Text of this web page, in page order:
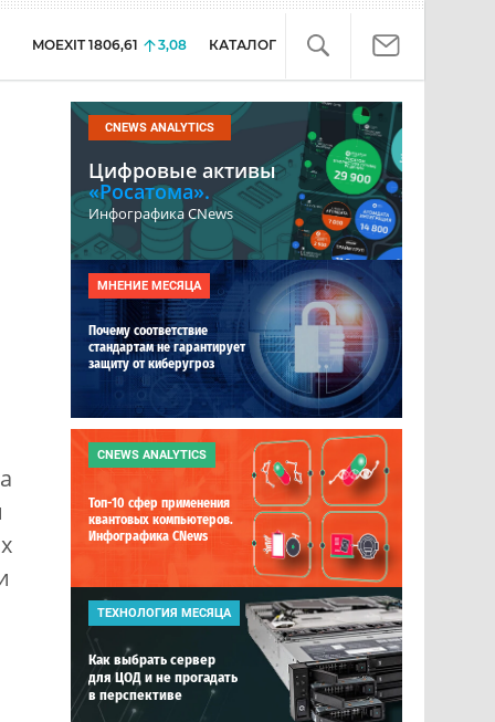
MOEXIT 1806,61 3,08 КАТАЛОГ
CNEWS ANALYTICS
Цифровые активы
«Росатома».
Инфографика CNews
МНЕНИЕ МЕСЯЦА
Почему соответствие
стандартам не гарантирует
защиту от киберугроз
CNEWS ANALYTICS
Топ-10 сфер применения
квантовых компьютеров.
Инфографика CNews
ТЕХНОЛОГИЯ МЕСЯЦА
Как выбрать сервер
для ЦОД и не прогадать
в перспективе